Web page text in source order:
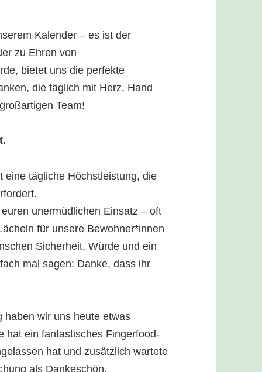
Kalender – es ist der
zu Ehren von
bietet uns die perfekte
die täglich mit Herz, Hand
Team!
eine tägliche Höchstleistung, die
unermüdlichen Einsatz – oft
für unsere Bewohner*innen
Sicherheit, Würde und ein
mal sagen: Danke, dass ihr
haben wir uns heute etwas
hat ein fantastisches Fingerfood-
hat und zusätzlich wartete
als Dankeschön.